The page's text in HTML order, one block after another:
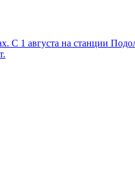
С 1 августа на станции